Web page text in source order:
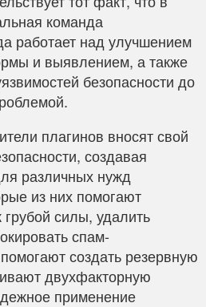
команда
работает над улучшением
и выявлением, а также
безопасности до
плагинов вносят свой
создавая
различных нужд
из них помогают
грубой силы, удалить
спам-
создать резервную
двухфакторную
применение